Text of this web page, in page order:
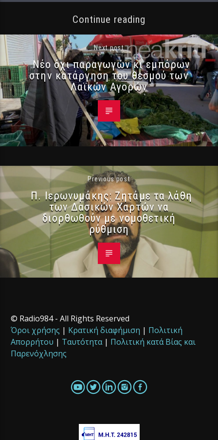
Continue reading
Next post
Νέο όχι παραγωγών κι εμπόρων
στην κατάργηση του θεσμού των
Λαϊκών Αγορών
Previous post
Π. Ιερωνυμάκης: Ζητάμε τα λάθη
των Δασικών Χαρτών να
διορθωθούν με νομοθετική
ρύθμιση
© Radio984 - All Rights Reserved
Όροι χρήσης | Κρατική διαφήμιση | Πολιτική
Απορρήτου | Ταυτότητα| Πολιτική κατά Βίας και
Παρενόχλησης